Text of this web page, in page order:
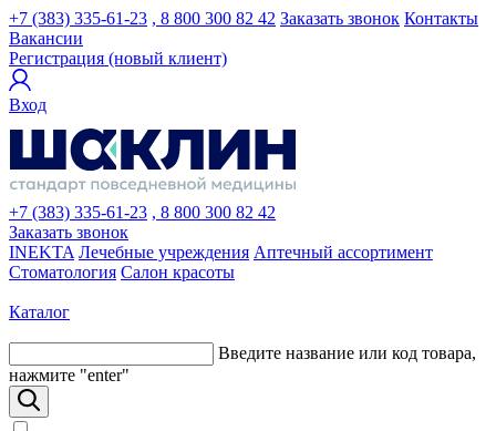
+7 (383) 335-61-23 , 8 800 300 82 42 Заказать звонок Контакты
Вакансии
Регистрация (новый клиент)
Вход
+7 (383) 335-61-23 , 8 800 300 82 42
Заказать звонок
INEKTA Лечебные учреждения Аптечный ассортимент
Стоматология Салон красоты
Каталог
Введите название или код товара,
нажмите "enter"